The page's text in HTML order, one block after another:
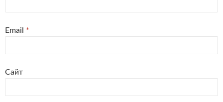
Email *
Сайт